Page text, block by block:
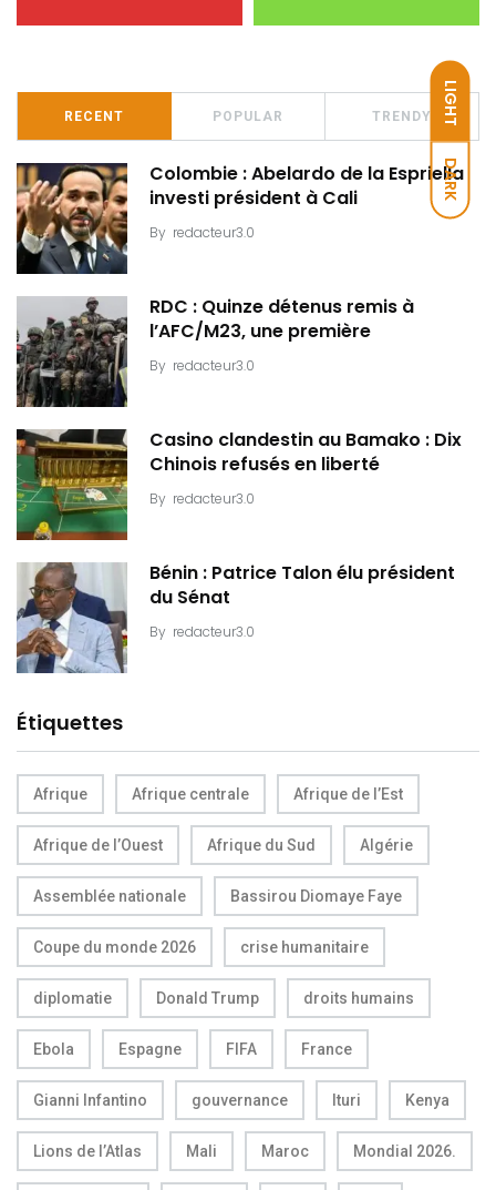
LIGHT
DARK
RECENT POPULAR TRENDY
Colombie : Abelardo de la Espriella
investi président à Cali
By redacteur3.0
RDC : Quinze détenus remis à
l’AFC/M23, une première
By redacteur3.0
Casino clandestin au Bamako : Dix
Chinois refusés en liberté
By redacteur3.0
Bénin : Patrice Talon élu président
du Sénat
By redacteur3.0
Étiquettes
Afrique Afrique centrale Afrique de l’Est
Afrique de l’Ouest Afrique du Sud Algérie
Assemblée nationale Bassirou Diomaye Faye
Coupe du monde 2026 crise humanitaire
diplomatie Donald Trump droits humains
Ebola Espagne FIFA France
Gianni Infantino gouvernance Ituri Kenya
Lions de l’Atlas Mali Maroc Mondial 2026.